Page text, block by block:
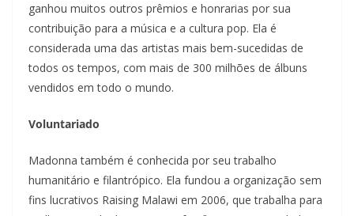
ganhou muitos outros prêmios e honrarias por sua
contribuição para a música e a cultura pop. Ela é
considerada uma das artistas mais bem-sucedidas de
todos os tempos, com mais de 300 milhões de álbuns
vendidos em todo o mundo.
Voluntariado
Madonna também é conhecida por seu trabalho
humanitário e filantrópico. Ela fundou a organização sem
fins lucrativos Raising Malawi em 2006, que trabalha para